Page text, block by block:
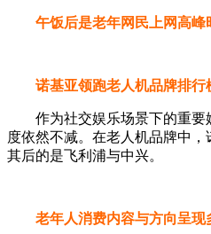
午饭后是老年网民上网高峰
诺基亚领跑老人机品牌排行
作为社交娱乐场景下的重要
度依然不减。在老人机品牌中
其后的是飞利浦与中兴。
老年人消费内容与方向呈现